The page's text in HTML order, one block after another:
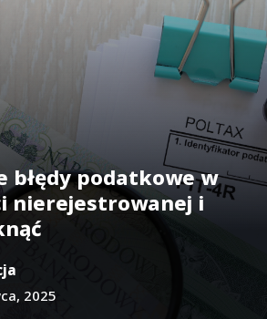
błędy podatkowe w
nierejestrowanej i
2025